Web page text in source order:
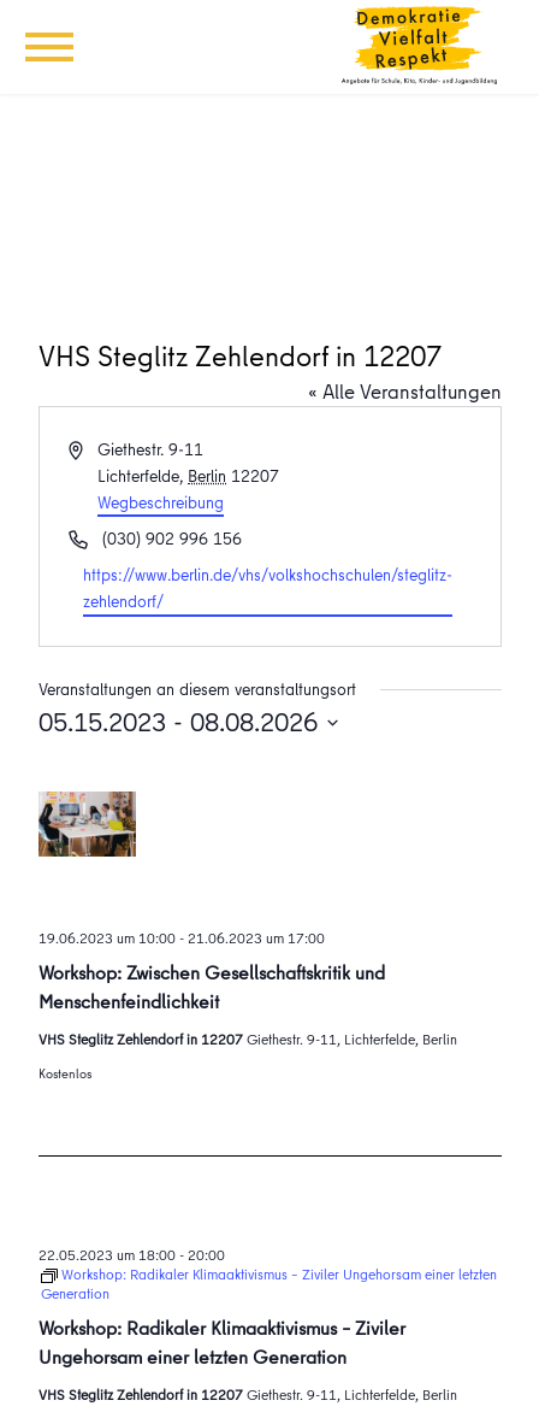
VHS Steglitz Zehlendorf in 12207
« Alle Veranstaltungen
AdresseGiethestr. 9-11
Lichterfelde, Berlin 12207
Wegbeschreibung
Telefon(030) 902 996 156
Webseite
https://www.berlin.de/vhs/volkshochschulen/steglitz-
zehlendorf/
Veranstaltungen an diesem veranstaltungsort
05.15.2023 - 08.08.2026
wählen.
Workshop: Zwischen Gesellschaftskritik und
Menschenfeindlichkeit
19.06.2023 um 10:00-21.06.2023 um 17:00
VHS Steglitz Zehlendorf in 12207Giethestr. 9-11, Lichterfelde, Berlin
Kostenlos
Workshop: Radikaler Klimaaktivismus – Ziviler
Ungehorsam einer letzten Generation
22.05.2023 um 18:00-20:00
Workshop: Radikaler Klimaaktivismus – Ziviler Ungehorsam einer letzten
Generation
VHS Steglitz Zehlendorf in 12207Giethestr. 9-11, Lichterfelde, Berlin